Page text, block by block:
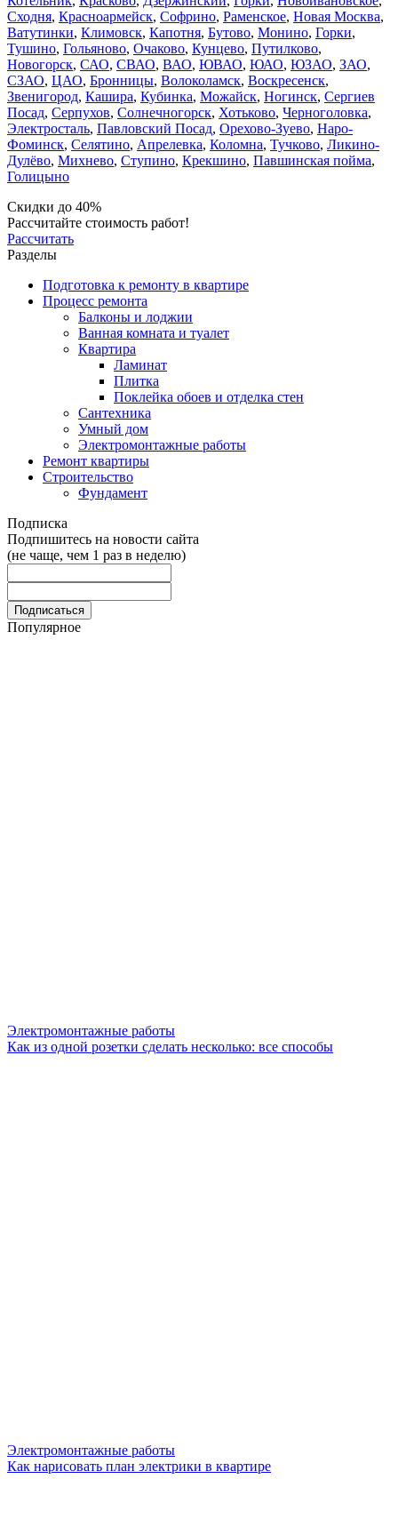
Сходня, Красноармейск, Софрино, Раменское, Новая Москва,
Ватутинки, Климовск, Капотня, Бутово, Монино, Горки,
Тушино, Гольяново, Очаково, Кунцево, Путилково,
Новогорск, САО, СВАО, ВАО, ЮВАО, ЮАО, ЮЗАО, ЗАО,
СЗАО, ЦАО, Бронницы, Волоколамск, Воскресенск,
Звенигород, Кашира, Кубинка, Можайск, Ногинск, Сергиев
Посад, Серпухов, Солнечногорск, Хотьково, Черноголовка,
Электросталь, Павловский Посад, Орехово-Зуево, Наро-
Фоминск, Селятино, Апрелевка, Коломна, Тучково, Ликино-
Дулёво, Михнево, Ступино, Крекшино, Павшинская пойма,
Голицыно
Скидки до 40%
Рассчитайте стоимость работ!
Рассчитать
Разделы
Подготовка к ремонту в квартире
Процесс ремонта
Балконы и лоджии
Ванная комната и туалет
Квартира
Ламинат
Плитка
Поклейка обоев и отделка стен
Сантехника
Умный дом
Электромонтажные работы
Ремонт квартиры
Строительство
Фундамент
Подписка
Подпишитесь на новости сайта
(не чаще, чем 1 раз в неделю)
Популярное
Электромонтажные работы
Как из одной розетки сделать несколько: все способы
Электромонтажные работы
Как нарисовать план электрики в квартире